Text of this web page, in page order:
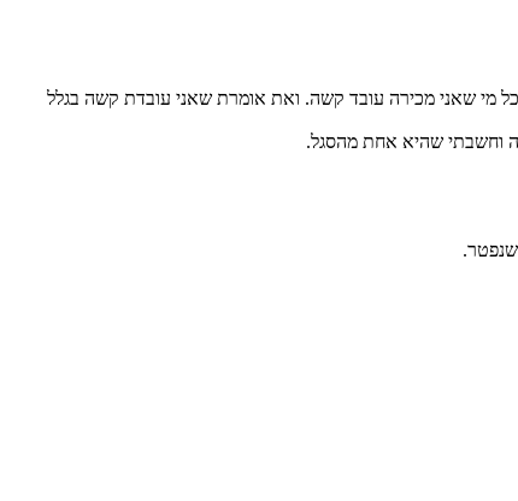
מי שאני מכירה עובד קשה. ואת אומרת שאני עובדת קשה בגלל